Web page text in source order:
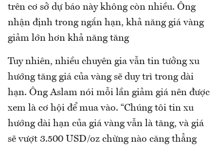
trên cơ sở dự báo này không còn nhiều. Ông
nhận định trong ngắn hạn, khả năng giá vàng
giảm lớn hơn khả năng tăng
Tuy nhiên, nhiều chuyên gia vẫn tin tưởng xu
hướng tăng giá của vàng sẽ duy trì trong dài
hạn. Ông Aslam nói mỗi lần giảm giá nên được
xem là cơ hội để mua vào. “Chúng tôi tin xu
hướng dài hạn của giá vàng vẫn là tăng, và giá
sẽ vượt 3.500 USD/oz chừng nào căng thẳng